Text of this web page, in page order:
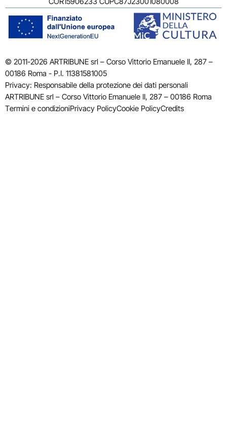
© 2011-2026 ARTRIBUNE srl – Corso Vittorio Emanuele II, 287 –
00186 Roma - P.I. 11381581005
Privacy: Responsabile della protezione dei dati personali
ARTRIBUNE srl – Corso Vittorio Emanuele II, 287 – 00186 Roma
Termini e condizioniPrivacy PolicyCookie PolicyCredits